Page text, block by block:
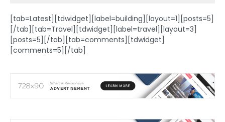
[tab=Latest][tdwidget][label=building][layout=1][posts=5]
[/tab][tab=Travel][tdwidget][label=travel][layout=3]
[posts=5][/tab][tab=comments][tdwidget]
[comments=5][/tab]